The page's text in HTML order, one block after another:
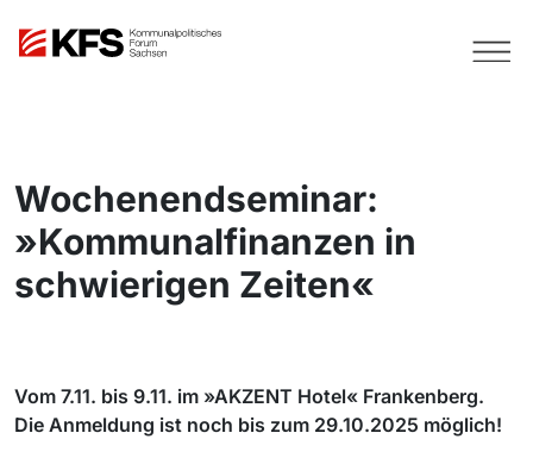
Wochenendseminar:
»Kommunalfinanzen in
schwierigen Zeiten«
Vom 7.11. bis 9.11. im »AKZENT Hotel« Frankenberg.
Die Anmeldung ist noch bis zum 29.10.2025 möglich!